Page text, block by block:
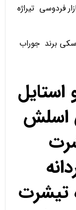
فردوسی تیراژه
برند جوراب
اسلش
تیشرت